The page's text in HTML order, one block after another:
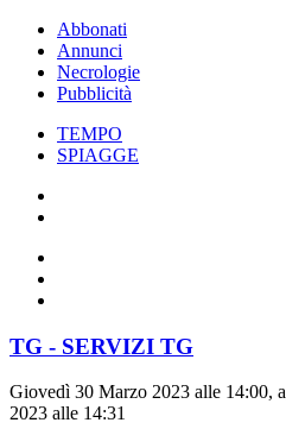
Abbonati
Annunci
Necrologie
Pubblicità
TEMPO
SPIAGGE
TG - SERVIZI TG
Giovedì 30 Marzo 2023 alle 14:00,
2023 alle 14:31